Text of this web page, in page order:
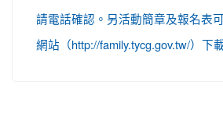
請電話確認。另活動簡章及報名表
網站（http://family.tycg.gov.tw/）下